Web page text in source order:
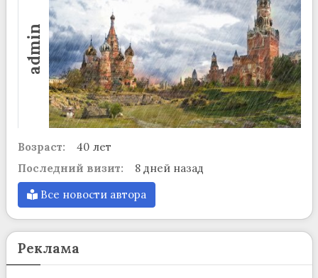
admin
Возраст:
40 лет
Последний визит:
8 дней назад
Все новости автора
Реклама